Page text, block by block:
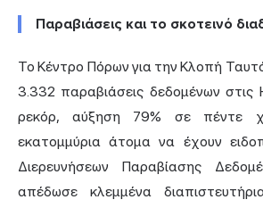
Παραβιάσεις και το σκοτεινό
ΤοΚέντρο Πόρων για την Κλοπή
3.332 παραβιάσεις δεδομένων
ρεκόρ, αύξηση 79% σε πέντε
εκατομμύρια άτομα να έχουν
Διερευνήσεων Παραβίασης
απέδωσε κλεμμένα